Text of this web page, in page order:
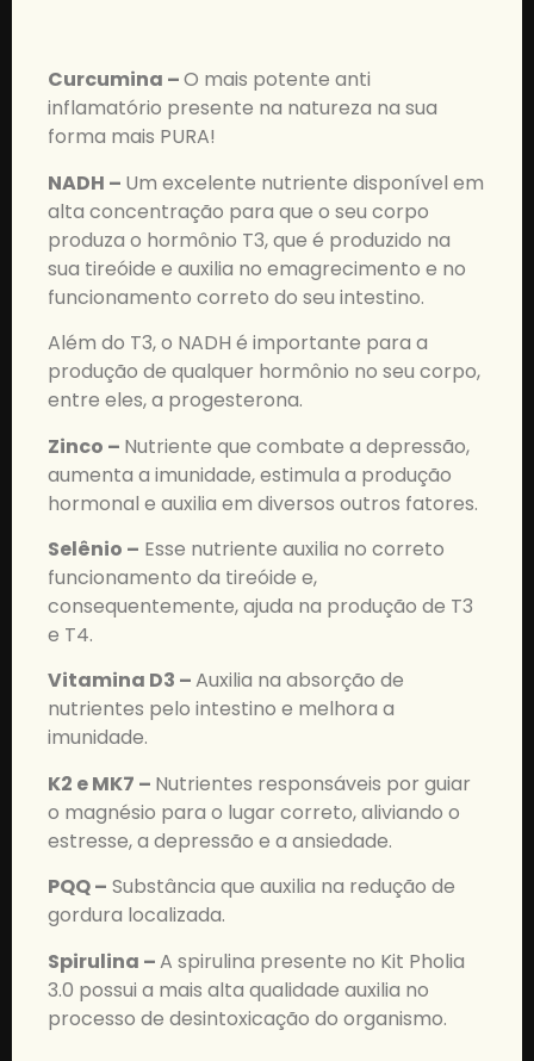
Curcumina –O mais potente anti
inflamatório presente na natureza na sua
forma mais PURA!
NADH – Um excelente nutriente disponível em
alta concentração para que o seu corpo
produza o hormônio T3, que é produzido na
sua tireóide e auxilia no emagrecimento e no
funcionamento correto do seu intestino.
Além do T3, o NADH é importante para a
produção de qualquer hormônio no seu corpo,
entre eles, a progesterona.
Zinco – Nutriente que combate a depressão,
aumenta a imunidade, estimula a produção
hormonal e auxilia em diversos outros fatores.
Selênio – Esse nutriente auxilia no correto
funcionamento da tireóide e,
consequentemente, ajuda na produção de T3
e T4.
Vitamina D3 –Auxilia na absorção de
nutrientes pelo intestino e melhora a
imunidade.
K2 e MK7 – Nutrientes responsáveis por guiar
o magnésio para o lugar correto, aliviando o
estresse, a depressão e a ansiedade.
PQQ – Substância que auxilia na redução de
gordura localizada.
Spirulina –A spirulina presente no Kit Pholia
3.0 possui a mais alta qualidade auxilia no
processo de desintoxicação do organismo.